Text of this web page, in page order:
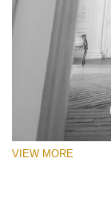
VIEW MORE